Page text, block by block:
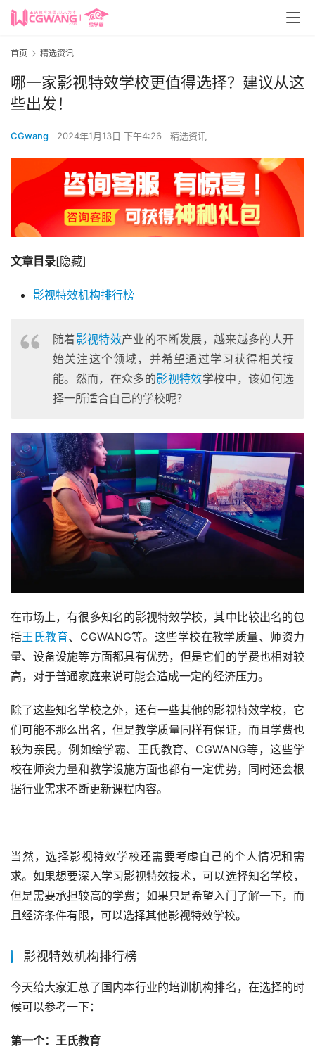
首页 精选资讯
哪一家影视特效学校更值得选择？建议从这
些出发！
CGwang 2024年1月13日 下午4:26 精选资讯
文章目录[隐藏]
影视特效机构排行榜
随着影视特效产业的不断发展，越来越多的人开
始关注这个领域，并希望通过学习获得相关技
能。然而，在众多的影视特效学校中，该如何选
择一所适合自己的学校呢？
在市场上，有很多知名的影视特效学校，其中比较出名的包
括王氏教育、CGWANG等。这些学校在教学质量、师资力
量、设备设施等方面都具有优势，但是它们的学费也相对较
高，对于普通家庭来说可能会造成一定的经济压力。
除了这些知名学校之外，还有一些其他的影视特效学校，它
们可能不那么出名，但是教学质量同样有保证，而且学费也
较为亲民。例如绘学霸、王氏教育、CGWANG等，这些学
校在师资力量和教学设施方面也都有一定优势，同时还会根
据行业需求不断更新课程内容。
当然，选择影视特效学校还需要考虑自己的个人情况和需
求。如果想要深入学习影视特效技术，可以选择知名学校，
但是需要承担较高的学费；如果只是希望入门了解一下，而
且经济条件有限，可以选择其他影视特效学校。
影视特效机构排行榜
今天给大家汇总了国内本行业的培训机构排名，在选择的时
候可以参考一下：
第一个：王氏教育